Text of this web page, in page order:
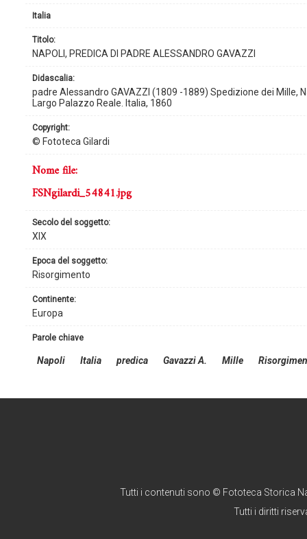
Italia
titolo:
NAPOLI, PREDICA DI PADRE ALESSANDRO GAVAZZI
didascalia:
padre Alessandro GAVAZZI (1809 -1889) Spedizione dei Mille,
Largo Palazzo Reale. Italia, 1860
copyright:
© Fototeca Gilardi
continente:
Europa
secolo del soggetto:
XIX
epoca del soggetto:
Risorgimento
nome file:
FSNgilardi_54841.jpg
parole chiave
Napoli Italia predica Gavazzi A. Mille
Tutti i contenuti sono © Fototeca Storica
Tutti i diritti